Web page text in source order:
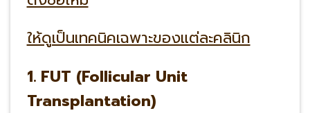
ให้ดูเป็นเทคนิคเฉพาะของแต่ละคลินิก
1. FUT (Follicular Unit
Transplantation)